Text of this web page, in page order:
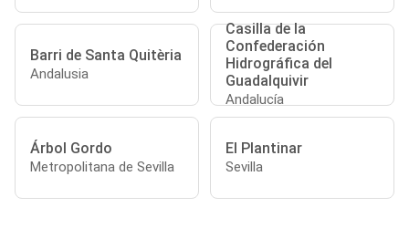
Barri de Santa Quitèria
Andalusia
Casilla de la
Confederación
Hidrográfica del
Guadalquivir
Andalucía
Árbol Gordo
Metropolitana de Sevilla
El Plantinar
Sevilla